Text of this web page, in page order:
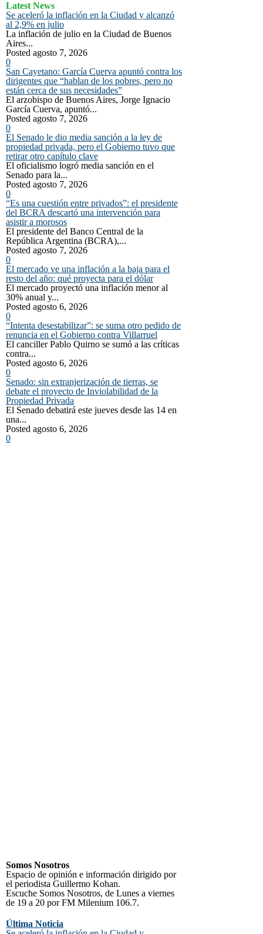
Latest News
Se aceleró la inflación en la Ciudad y alcanzó
al 2,9% en julio
La inflación de julio en la Ciudad de Buenos
Aires...
Posted agosto 7, 2026
0
San Cayetano: García Cuerva apuntó contra los
dirigentes que “hablan de los pobres, pero no
están cerca de sus necesidades”
El arzobispo de Buenos Aires, Jorge Ignacio
García Cuerva, apuntó...
Posted agosto 7, 2026
0
El Senado le dio media sanción a la ley de
propiedad privada, pero el Gobierno tuvo que
retirar otro capítulo clave
El oficialismo logró media sanción en el
Senado para la...
Posted agosto 7, 2026
0
“Es una cuestión entre privados”: el presidente
del BCRA descartó una intervención para
asistir a morosos
El presidente del Banco Central de la
República Argentina (BCRA),...
Posted agosto 7, 2026
0
El mercado ve una inflación a la baja para el
resto del año: qué proyecta para el dólar
El mercado proyectó una inflación menor al
30% anual y...
Posted agosto 6, 2026
0
“Intenta desestabilizar”: se suma otro pedido de
renuncia en el Gobierno contra Villarruel
El canciller Pablo Quirno se sumó a las críticas
contra...
Posted agosto 6, 2026
0
Senado: sin extranjerización de tierras, se
debate el proyecto de Inviolabilidad de la
Propiedad Privada
El Senado debatirá este jueves desde las 14 en
una...
Posted agosto 6, 2026
0
Somos Nosotros
Espacio de opinión e información dirigido por
el periodista Guillermo Kohan.
Escuche Somos Nosotros, de Lunes a viernes
de 19 a 20 por FM Milenium 106.7.
Última Noticia